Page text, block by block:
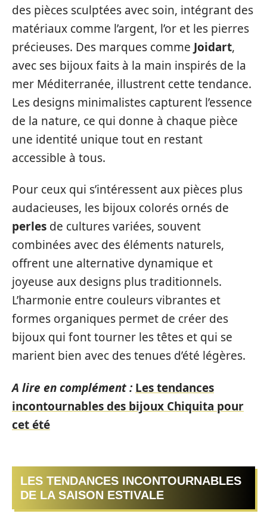
des pièces sculptées avec soin, intégrant des
matériaux comme l’argent, l’or et les pierres
précieuses. Des marques comme Joidart,
avec ses bijoux faits à la main inspirés de la
mer Méditerranée, illustrent cette tendance.
Les designs minimalistes capturent l’essence
de la nature, ce qui donne à chaque pièce
une identité unique tout en restant
accessible à tous.
Pour ceux qui s’intéressent aux pièces plus
audacieuses, les bijoux colorés ornés de
perles de cultures variées, souvent
combinées avec des éléments naturels,
offrent une alternative dynamique et
joyeuse aux designs plus traditionnels.
L’harmonie entre couleurs vibrantes et
formes organiques permet de créer des
bijoux qui font tourner les têtes et qui se
marient bien avec des tenues d’été légères.
A lire en complément : Les tendances
incontournables des bijoux Chiquita pour
cet été
LES TENDANCES INCONTOURNABLES
DE LA SAISON ESTIVALE